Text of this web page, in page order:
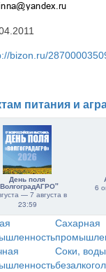
bizon.ru/
питания и
День поля
— 7 августа в
23:59
6
Сахарная
Соки,